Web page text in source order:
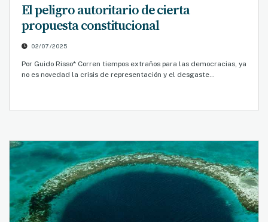
El peligro autoritario de cierta
propuesta constitucional
02/07/2025
Por Guido Risso* Corren tiempos extraños para las democracias, ya
no es novedad la crisis de representación y el desgaste…